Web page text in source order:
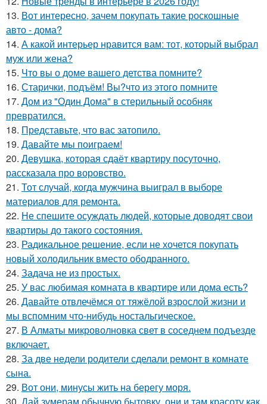
13. Вот интересно, зачем покупать такие роскошные
авто - дома?
14. А какой интерьер нравится вам: тот, который выбрал
муж или жена?
15. Что вы о доме вашего детства помните?
16. Старички, подъём! Вы?что из этого помните
17. Дом из "Один Дома" в стерильный особняк
превратился.
18. Представьте, что вас затопило.
19. Давайте мы поиграем!
20. Девушка, которая сдаёт квартиру посуточно,
рассказала про воровство.
21. Тот случай, когда мужчина выиграл в выборе
материалов для ремонта.
22. Не спешите осуждать людей, которые доводят свои
квартиры до такого состояния.
23. Радикальное решение, если не хочется покупать
новый холодильник вместо ободранного.
24. Задача не из простых.
25. У вас любимая комната в квартире или дома есть?
26. Давайте отвлечёмся от тяжёлой взрослой жизни и
мы вспомним что-нибудь ностальгическое.
27. В Алматы микроволновка свет в соседнем подъезде
включает.
28. За две недели родители сделали ремонт в комнате
сына.
29. Вот они, минусы жить на берегу моря.